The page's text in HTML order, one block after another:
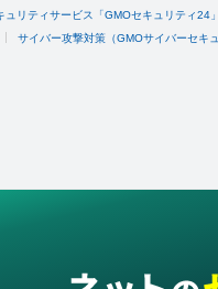
リティサービス「GMOセキュリティ24」
サイバー攻撃対策（GMOサイバーセキ